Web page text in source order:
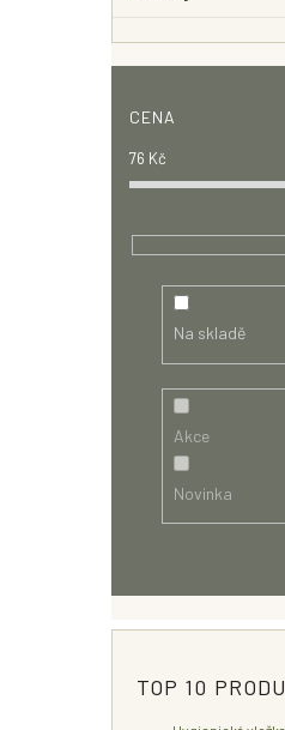
CENA
76 Kč
Na skladě
Akce
Novinka
TOP 10